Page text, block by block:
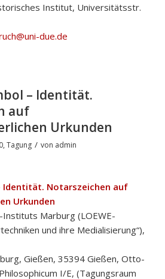
Institut, Universitätsstr.
due.de
– Identität.
auf
Urkunden
,Tagung / von admin
Identität. Notarszeichen auf
Urkunden
Marburg (LOEWE-
und ihre Medialisierung“),
Gießen, 35394 Gießen, Otto-
I/E, (Tagungsraum